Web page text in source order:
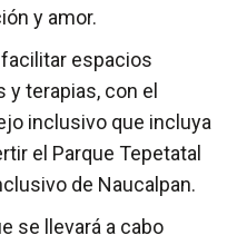
y amor.
espacios
terapias, con el
inclusivo que incluya
el Parque Tepetatal
de Naucalpan.
se llevará a cabo